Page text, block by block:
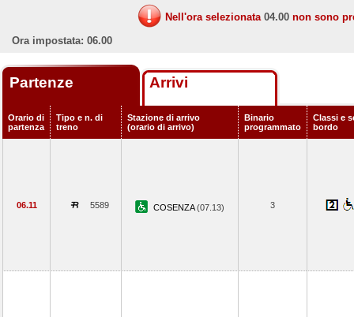
Nell'ora selezionata 04.00 non sono
Ora impostata: 06.00
Partenze Arrivi
Orario di
partenza
Tipo e n. di
treno
Stazione di arrivo
(orario di arrivo)
Binario
programmato
Classi e
bordo
06.11 5589 COSENZA(07.13) 3